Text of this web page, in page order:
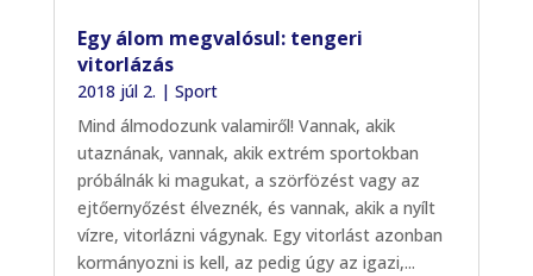
Egy álom megvalósul: tengeri
vitorlázás
2018 júl 2. | Sport
Mind álmodozunk valamiről! Vannak, akik
utaznának, vannak, akik extrém sportokban
próbálnák ki magukat, a szörfözést vagy az
ejtőernyőzést élveznék, és vannak, akik a nyílt
vízre, vitorlázni vágynak. Egy vitorlást azonban
kormányozni is kell, az pedig úgy az igazi,...